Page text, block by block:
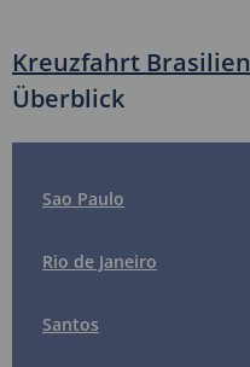
Kreuzfahrt Brasilien
Überblick
Sao Paulo
Rio de Janeiro
Santos